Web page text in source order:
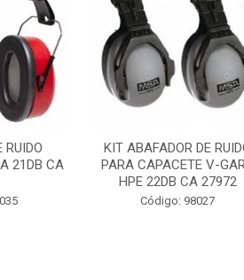
RUIDO
21DB CA
KIT ABAFADOR DE
PARA CAPACETE V-
HPE 22DB CA 27972
Código: 98027